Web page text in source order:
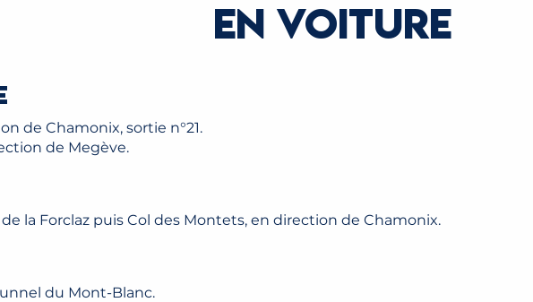
EN VOITURE
de Chamonix, sortie n°21.
de Megève.
la Forclaz puis Col des Montets, en direction de Chamonix.
du Mont-Blanc.